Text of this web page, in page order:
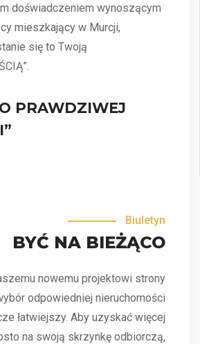
doświadczeniem wynoszącym
mieszkający w Murcji,
się to Twoją
PRAWDZIWEJ
Biuletyn
BYĆ NA BIEŻĄCO
nowemu projektowi strony
odpowiedniej nieruchomości
łatwiejszy. Aby uzyskać więcej
na swoją skrzynkę odbiorczą,